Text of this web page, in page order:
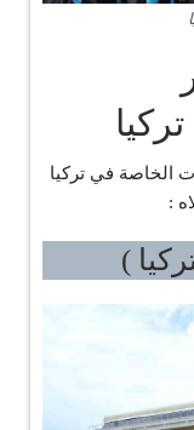
الخاصة في تركيا
:
)